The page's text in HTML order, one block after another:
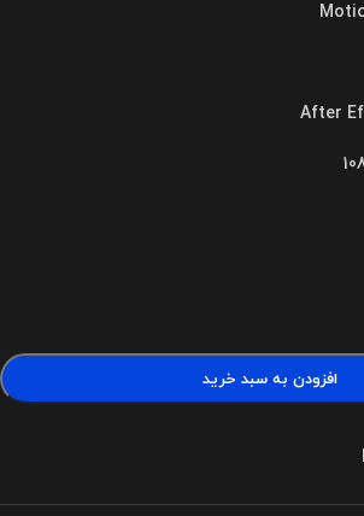
افزودن به سبد خرید